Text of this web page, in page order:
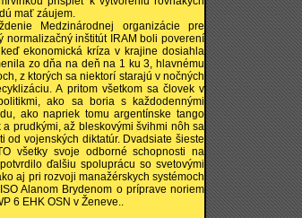
mať záujem.
Medzinárodnej organizácie pre
normalizačný inštitút IRAM boli poverení
ekonomická kríza v krajine dosiahla
zo dňa na deň na 1 ku 3, hlavnému
z ktorých sa niektorí starajú v nočných
A pritom všetkom sa človek v
ako sa boria s každodennými
ako napriek tomu argentínske tango
prudkými, až bleskovými švihmi nôh sa
vojenských diktatúr. Dvadsiate šieste
všetky svoje odborné schopnosti na
ďalšiu spoluprácu so svetovými
aj pri rozvoji manažérskych systémoch
Alanom Brydenom o príprave noriem
6 EHK OSN v Ženeve..